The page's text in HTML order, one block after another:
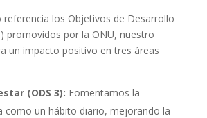
los Objetivos de Desarrollo
promovidos por la ONU, nuestro
un impacto positivo en tres áreas
(ODS 3): Fomentamos la
como un hábito diario, mejorando la